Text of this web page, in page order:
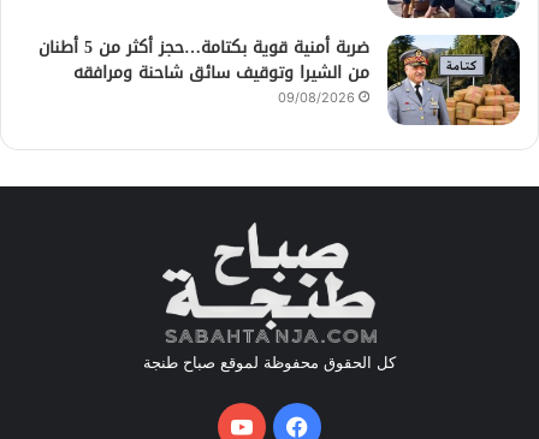
ضربة أمنية قوية بكتامة…حجز أكثر من 5 أطنان
من الشيرا وتوقيف سائق شاحنة ومرافقه
09/08/2026
كل الحقوق محفوظة لموقع صباح طنجة
فيسبوكيوتيوب